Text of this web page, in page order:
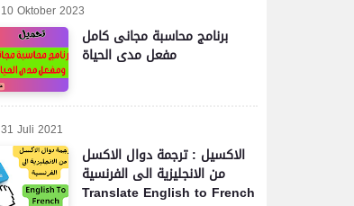
10 Oktober 2023
برنامج محاسبة مجانى كامل
مفعل مدى الحياة
31 Juli 2021
الاكسيل : ترجمة دوال الاكسل
من الانجليزية الى الفرنسية
Translate English to French